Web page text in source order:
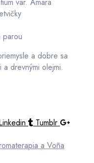
parou
a dobre sa
a drevnými olejmi.
Tumblr
a Voña